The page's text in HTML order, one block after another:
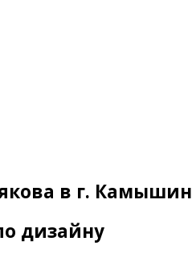
в г. Камышин
дизайну